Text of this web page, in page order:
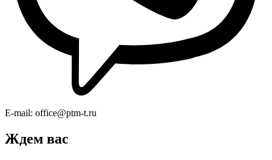
E-mail: office@ptm-t.ru
Ждем вас